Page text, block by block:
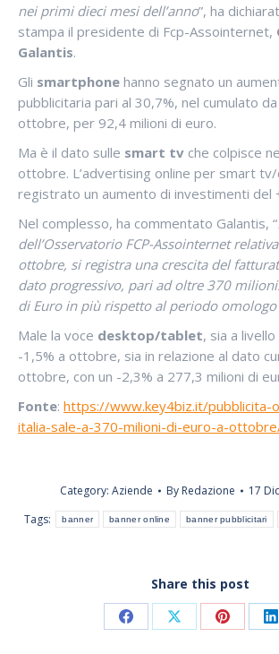
nei primi dieci mesi dell’anno”, ha
stampa il presidente di Fcp-Assointernet,
Galantis.
Gli smartphone hanno segnato un
pubblicitaria pari al 30,7%, nel cumulato
ottobre, per 92,4 milioni di euro.
Ma è il dato sulle smart tv che colpisce
ottobre. L’advertising online per smart tv/
registrato un aumento di investimenti del
Nel complesso, ha commentato Galantis, “
dell’Osservatorio FCP-Assointernet
ottobre, si registra una crescita del
dato progressivo, pari ad oltre 370
di Euro in più rispetto al periodo
Male la voce desktop/tablet, sia a
-1,5% a ottobre, sia in relazione al dato
ottobre, con un -2,3% a 277,3 milioni di
Fonte: https://www.key4biz.it/pubblicita-
italia-sale-a-370-milioni-di-euro-a-
Category: Aziende By Redazione
17
Tags:
banner banner online banner pubblicitari
Share this post
Share Share Share